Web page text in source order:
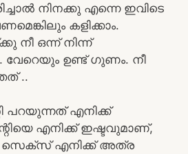
നിനക്കു എന്നെ ഇവിടെ
കളിക്കാം.
നീ ഒന്ന് നിന്ന്
ഉണ്ട് ഗുണം. നീ
..
എനിക്ക്
എനിക്ക് ഇഷ്ടവുമാണ്,
സെക്സ് എനിക്ക് അത്ര